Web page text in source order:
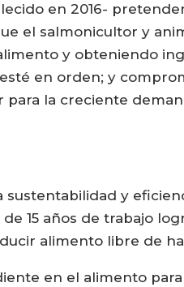
en 2016-
el salmonicultor y
y obteniendo
en orden; y
la creciente
y
15 años de trabajo
alimento libre de
en el alimento